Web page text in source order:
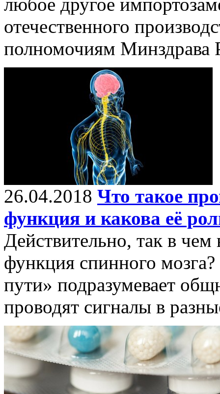
отечественного
полномочиям Минздрава
26.04.2018 Что такое
функция и какова её
Действительно, так в
функция спинного
пути» подразумевает
проводят сигналы в